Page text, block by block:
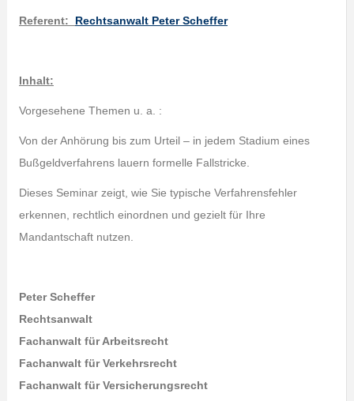
Referent: Rechtsanwalt Peter Scheffer
Inhalt:
Vorgesehene Themen u. a. :
Von der Anhörung bis zum Urteil – in jedem Stadium eines
Bußgeldverfahrens lauern formelle Fallstricke.
Dieses Seminar zeigt, wie Sie typische Verfahrensfehler
erkennen, rechtlich einordnen und gezielt für Ihre
Mandantschaft nutzen.
Peter Scheffer
Rechtsanwalt
Fachanwalt für Arbeitsrecht
Fachanwalt für Verkehrsrecht
Fachanwalt für Versicherungsrecht